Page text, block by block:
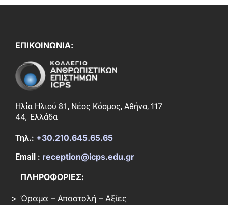
ΕΠΙΚΟΙΝΩΝΙΑ:
Ηλία Ηλιού 81, Νέος Κόσμος, Αθήνα, 117
44, Ελλάδα
Τηλ.: +30.210.645.65.65
Email : reception@icps.edu.gr
ΠΛΗΡΟΦΟΡΙΕΣ:
Όραμα – Αποστολή – Αξίες